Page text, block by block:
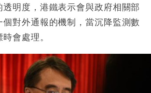
透明度，港鐵表示會與政府相關部
個對外通報的機制，當沉降監測數
會處理。